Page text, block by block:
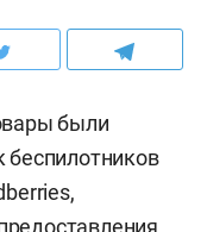
были
беспилотников